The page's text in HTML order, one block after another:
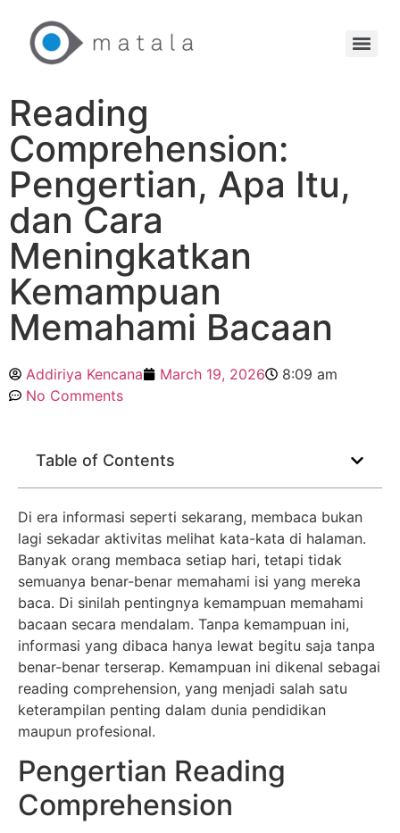
Reading
Comprehension:
Pengertian, Apa Itu,
dan Cara
Meningkatkan
Kemampuan
Memahami Bacaan
Addiriya Kencana March 19, 2026
8:09 am
No Comments
Table of Contents
Di era informasi seperti sekarang, membaca bukan
lagi sekadar aktivitas melihat kata-kata di halaman.
Banyak orang membaca setiap hari, tetapi tidak
semuanya benar-benar memahami isi yang mereka
baca. Di sinilah pentingnya kemampuan memahami
bacaan secara mendalam. Tanpa kemampuan ini,
informasi yang dibaca hanya lewat begitu saja tanpa
benar-benar terserap. Kemampuan ini dikenal sebagai
reading comprehension, yang menjadi salah satu
keterampilan penting dalam dunia pendidikan
maupun profesional.
Pengertian Reading
Comprehension